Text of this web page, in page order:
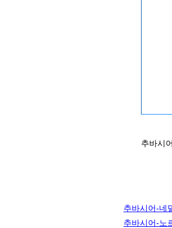
추바시
추바시어-네
추바시어-노